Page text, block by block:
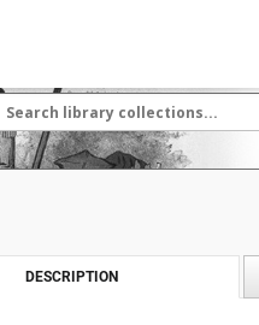
DESCRIPTION